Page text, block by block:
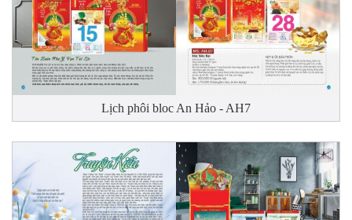
Lịch phôi bloc An Hảo - AH7